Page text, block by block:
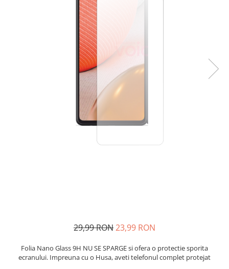
29,99 RON23,99 RON
Folia Nano Glass 9H NU SE SPARGE si ofera o protectie sporita
ecranului. Impreuna cu o Husa, aveti telefonul complet protejat